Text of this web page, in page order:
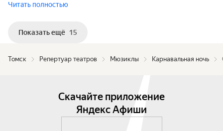
Читать полностью
Показать ещё 15
Томск Репертуар театров Мюзиклы Карнавальная ночь
Скачайте приложение
Яндекс Афиши